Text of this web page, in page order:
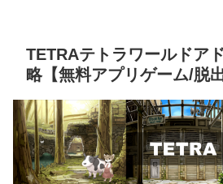
TETRAテトラワールドア
略【無料アプリゲーム/脱